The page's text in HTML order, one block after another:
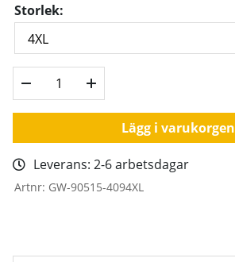
Storlek:
Lägg i varukorgen
Leverans: 2-6 arbetsdagar
Artnr: GW-90515-4094XL